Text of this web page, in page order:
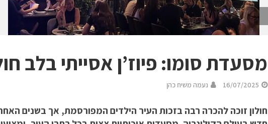
מסעדת סומו: פיוז’ן אסייתי בלב
16/07/2025 נעמה משיח כהן
חולון זוכה להכרה רבה בזכות העיר הילדים המפורסמת, אך בשנים